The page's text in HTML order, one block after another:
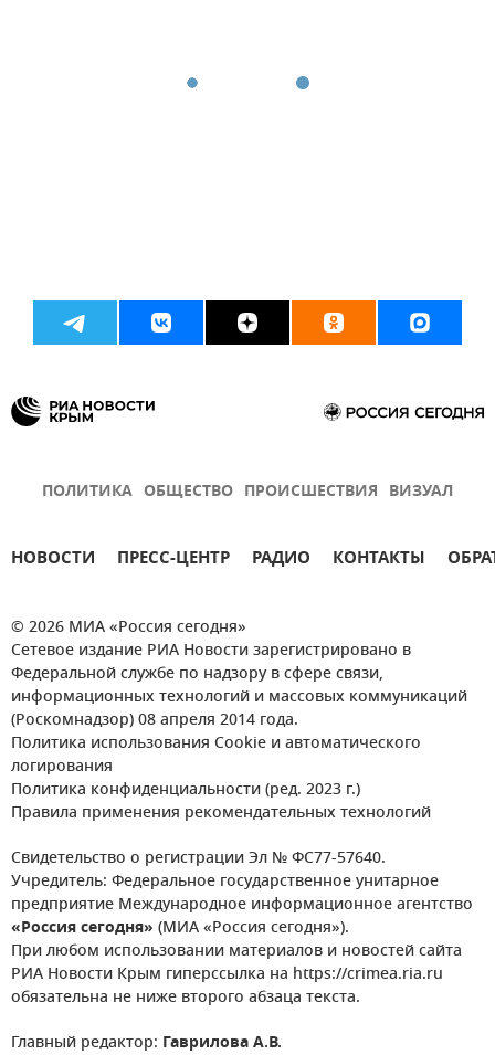
ПОЛИТИКА ОБЩЕСТВО ПРОИСШЕСТВИЯ ВИЗУАЛ
НОВОСТИ ПРЕСС-ЦЕНТР РАДИО КОНТАКТЫ
© 2026 МИА «Россия сегодня»
Сетевое издание РИА Новости зарегистрировано в
Федеральной службе по надзору в сфере связи,
информационных технологий и массовых коммуникаций
(Роскомнадзор) 08 апреля 2014 года.
Политика использования Cookie и автоматического
логирования
Политика конфиденциальности (ред. 2023 г.)
Правила применения рекомендательных технологий
Свидетельство о регистрации Эл № ФС77-57640.
Учредитель: Федеральное государственное унитарное
предприятие Международное информационное агентство
«Россия сегодня» (МИА «Россия сегодня»).
При любом использовании материалов и новостей сайта
РИА Новости Крым гиперссылка на https://crimea.ria.ru
обязательна не ниже второго абзаца текста.
Главный редактор: Гаврилова А.В.